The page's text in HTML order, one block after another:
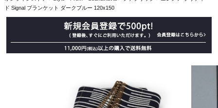
ド Signal ブランケット ダークブルー 120x150